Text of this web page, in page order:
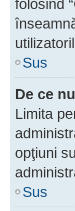
folosind
Sus
De ce
Limita
opţiuni
Sus